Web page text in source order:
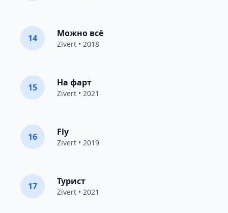
14 Можно всё
Zivert • 2018
15 На фарт
Zivert • 2021
16 Fly
Zivert • 2019
17 Турист
Zivert • 2021